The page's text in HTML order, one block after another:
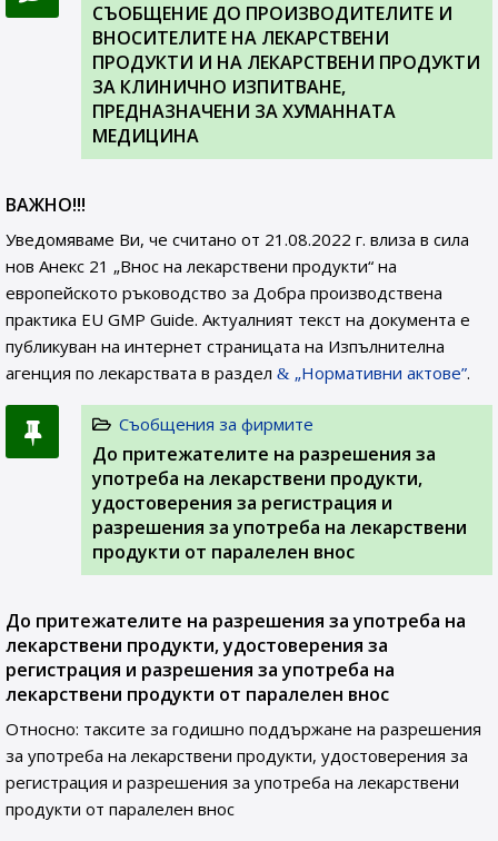
СЪОБЩЕНИЕ ДО ПРОИЗВОДИТЕЛИТЕ И
ВНОСИТЕЛИТЕ НА ЛЕКАРСТВЕНИ
ПРОДУКТИ И НА ЛЕКАРСТВЕНИ ПРОДУКТИ
ЗА КЛИНИЧНО ИЗПИТВАНЕ,
ПРЕДНАЗНАЧЕНИ ЗА ХУМАННАТА
МЕДИЦИНА
ВАЖНО!!!
Уведомяваме Ви, че считано от 21.08.2022 г. влиза в сила
нов Анекс 21 „Внос на лекарствени продукти“ на
европейското ръководство за Добра производствена
практика EU GMP Guide. Актуалният текст на документа е
публикуван на интернет страницата на Изпълнителна
агенция по лекарствата в раздел
„Нормативни актове”.
Съобщения за фирмите
До притежателите на разрешения за
употреба на лекарствени продукти,
удостоверения за регистрация и
разрешения за употреба на лекарствени
продукти от паралелен внос
До притежателите на разрешения за употреба на
лекарствени продукти, удостоверения за
регистрация и разрешения за употреба на
лекарствени продукти от паралелен внос
Относно: таксите за годишно поддържане на разрешения
за употреба на лекарствени продукти, удостоверения за
регистрация и разрешения за употреба на лекарствени
продукти от паралелен внос